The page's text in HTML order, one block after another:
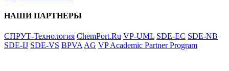
НАШИ ПАРТНЕРЫ
СПРУТ-Технология ChemPort.Ru VP-UML SDE-EC SDE-NB
SDE-IJ SDE-VS BPVA AG VP Academic Partner Program